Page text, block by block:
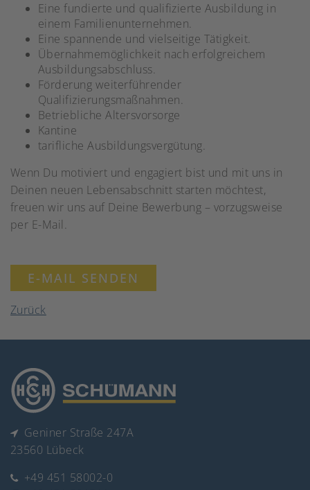
Eine fundierte und qualifizierte Ausbildung in
einem Familienunternehmen.
Eine spannende und vielseitige Tätigkeit.
Übernahmemöglichkeit nach erfolgreichem
Ausbildungsabschluss.
Förderung weiterführender
Qualifizierungsmaßnahmen.
Betriebliche Altersvorsorge
Kantine
tarifliche Ausbildungsvergütung.
Wenn Du motiviert und engagiert bist und mit uns in
Deinen neuen Lebensabschnitt starten möchtest,
freuen wir uns auf Deine Bewerbung – vorzugsweise
per E-Mail.
E-MAIL SENDEN
Zurück
Geniner Straße 247A
23560 Lübeck
+49 451 58002-0